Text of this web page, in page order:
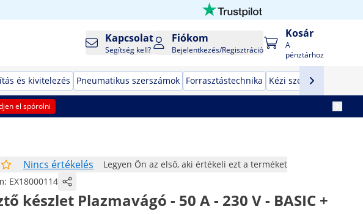
Kapcsolat
Segítség kell?
Fiókom
Bejelentkezés/Regisztráció
Kosár
A
pénztárhoz
és kivitelezés Pneumatikus szerszámok Forrasztástechnika Kézi szerszámok
el spórolni
Nincs értékelés
Legyen Ön az első, aki értékeli ezt a terméket
EX18000114
készlet Plazmavágó - 50 A - 230 V - BASIC +